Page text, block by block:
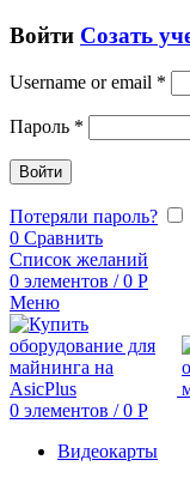
Войти Созать
Username or email *
Пароль *
Войти
Потеряли пароль?
0 Сравнить
Список желаний
0 элементов / 0 Р
Меню
0 элементов / 0 Р
Видеокарты